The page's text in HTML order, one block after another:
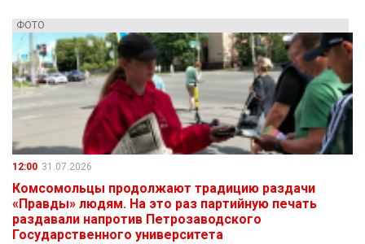
ФОТО
12:00 31.07.2026
Комсомольцы продолжают традицию раздачи
«Правды» людям. На это раз партийную печать
раздавали напротив Петрозаводского
Государственного университета